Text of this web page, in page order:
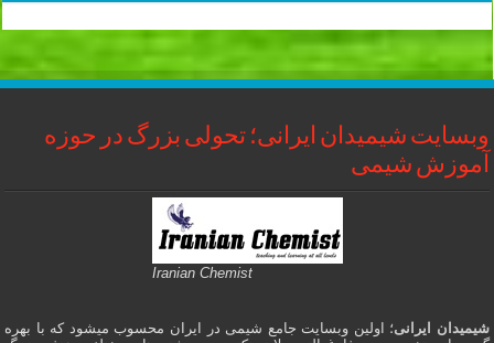
وبسایت شیمیدان ایرانی؛ تحولی بزرگ در حوزه
آموزش شیمی
Iranian Chemist
شیمیدان ایرانی؛ اولین وبسایت جامع شیمی در ایران محسوب میشود که با بهره